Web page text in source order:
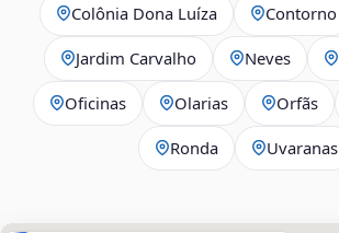
Colônia Dona Luíza Contorno
Jardim Carvalho Neves
Oficinas Olarias Orfãs
Ronda Uvaranas